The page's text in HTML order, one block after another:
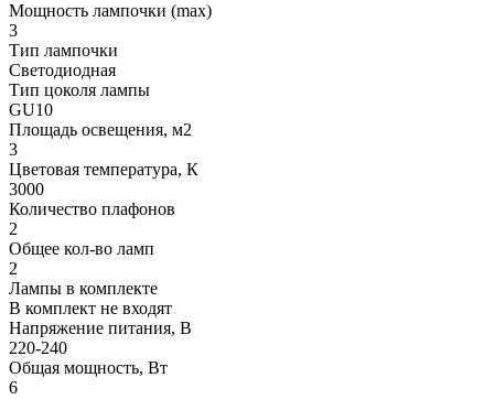
Мощность лампочки (max)
3
Тип лампочки
Светодиодная
Тип цоколя лампы
GU10
Площадь освещения, м2
3
Цветовая температура, К
3000
Количество плафонов
2
Общее кол-во ламп
2
Лампы в комплекте
В комплект не входят
Напряжение питания, В
220-240
Общая мощность, Вт
6